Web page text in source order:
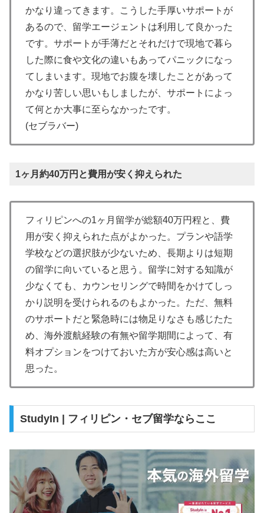
かなり違ってきます。こうした手厚いサポートが
あるので、留学エージェントは利用して良かった
です。サポートが手薄だとそれだけで現地で暮ら
した際に食や文化の違いもあってパニックになっ
てしまいます。現地でお腹を壊したことがあって
かなり苦しい思いもしましたが、サポートによっ
て何とか大事に至らなかったです。
(セブラバー)
1ヶ月約40万円と費用が安く抑えられた
フィリピンへの1ヶ月留学が総額40万円程と、費
用が安く抑えられた点がよかった。プランや語学
学校などの選択肢が少ないため、長期よりは短期
の留学に向いていると思う。留学に対する知識が
少なくても、カウンセリングで時間をかけてしっ
かり説明を受けられるのもよかった。ただ、無料
のサポートだと緊急時には物足りなさも感じたた
め、海外渡航経験の有無や留学期間によって、有
料オプションをつけておいた方が安心感は高いと
思った。
StudyIn | フィリピン・セブ留学ならここ